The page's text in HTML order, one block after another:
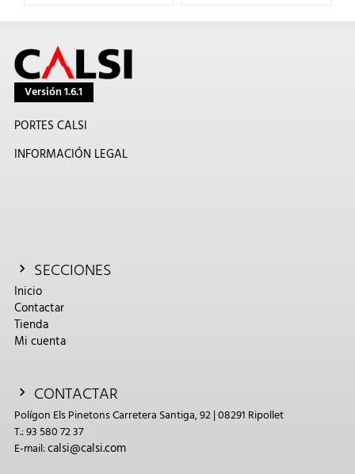
Versión 1.6.1
PORTES CALSI
INFORMACIÓN LEGAL
SECCIONES
Inicio
Contactar
Tienda
Mi cuenta
CONTACTAR
Polígon Els Pinetons Carretera Santiga, 92 | 08291 Ripollet
T.: 93 580 72 37
E-mail:calsi@calsi.com